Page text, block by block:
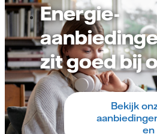
Energie-
zit goed bij
Bekijk
en